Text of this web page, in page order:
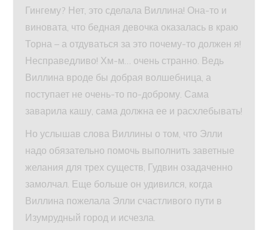
Гингему? Нет, это сделала Виллина! Она-то и
виновата, что бедная девочка оказалась в краю
Торна – а отдуваться за это почему-то должен я!
Несправедливо! Хм-м… очень странно. Ведь
Виллина вроде бы добрая волшебница, а
поступает не очень-то по-доброму. Сама
заварила кашу, сама должна ее и расхлебывать!
Но услышав слова Виллины о том, что Элли
надо обязательно помочь выполнить заветные
желания для трех существ, Гудвин озадаченно
замолчал. Еще больше он удивился, когда
Виллина пожелала Элли счастливого пути в
Изумрудный город и исчезла.